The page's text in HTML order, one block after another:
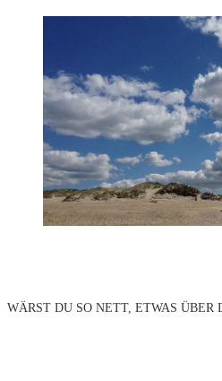
WÄRST DU SO NETT, ETWAS